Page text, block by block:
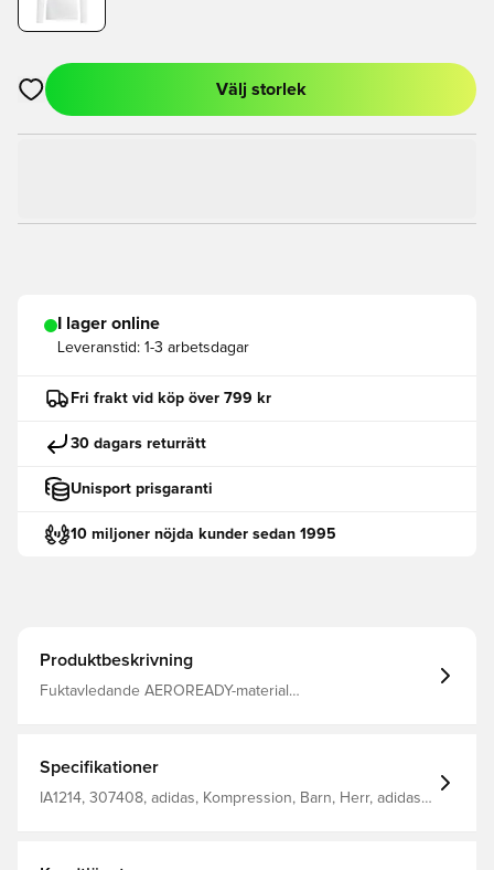
Öppnar en Modal för att logga in eller registrera dig som
Välj storlek
I lager online
Leveranstid: 1-3 arbetsdagar
Fri frakt vid köp över 799 kr
30 dagars returrätt
Unisport prisgaranti
10 miljoner nöjda kunder sedan 1995
Produktbeskrivning
Fuktavledande AEROREADY-material
Specifikationer
IA1214, 307408, adidas, Kompression, Barn, Herr, adidas